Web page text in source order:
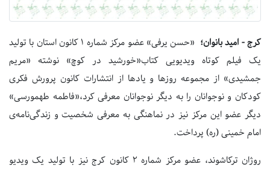
کرج - امید بانوان؛
«حسن یرفی» عضو مرکز شماره ۱ کانون استان با تولید
یک فیلم کوتاه ویدیویی کتاب«خورشید در کوچ» نوشته «مریم
جمشیدی» از مجموعه روزها و یادها از انتشارات کانون پرورش فکری
کودکان و نوجوانان را به دیگر نوجوانان معرفی کرد،«فاطمه طهمورسی»
دیگر عضو این مرکز نیز در نماهنگی به معرفی شخصیت و زندگی‌نامه‌ی
امام خمینی (ره) پرداخت.
روژان ترکاشوند، عضو مرکز شماره ۲ کانون کرج نیز با تولید یک ویدیو